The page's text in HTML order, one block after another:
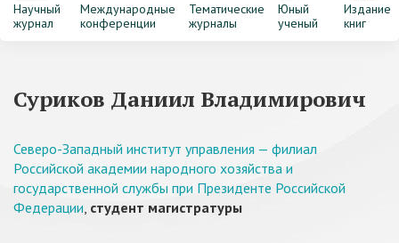
Научный
журнал
Международные
конференции
Тематические
журналы
Юный
ученый
Издание
книг
Суриков Даниил Владимирович
Северо-Западный институт управления — филиал
Российской академии народного хозяйства и
государственной службы при Президенте Российской
Федерации, студент магистратуры